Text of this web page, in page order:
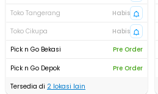
Toko Tangerang
Habis
Toko Cikupa
Habis
Pick n Go Bekasi
Pre Order
Pick n Go Depok
Pre Order
Tersedia di 2 lokasi lain